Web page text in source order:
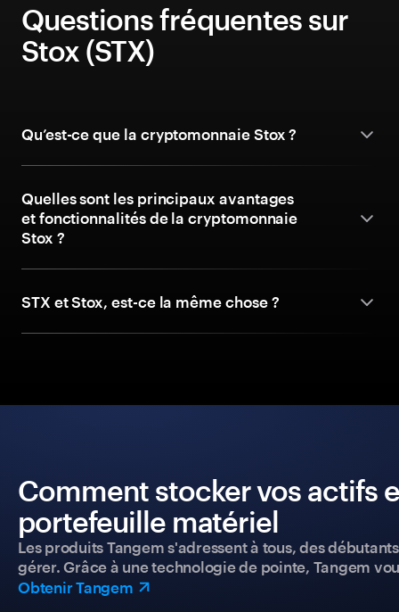
Questions fréquentes sur
Stox (STX)
Qu’est-ce que la cryptomonnaie Stox ?
Quelles sont les principaux avantages
et fonctionnalités de la cryptomonnaie
Stox ?
STX et Stox, est-ce la même chose ?
Comment stocker vos actifs
portefeuille matériel
Les produits Tangem s'adressent à tous, des
gérer. Grâce à une technologie de pointe, Tangem
Obtenir Tangem